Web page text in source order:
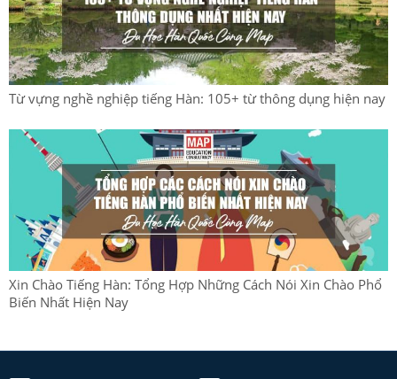
Từ vựng nghề nghiệp tiếng Hàn: 105+ từ thông dụng hiện nay
Xin Chào Tiếng Hàn: Tổng Hợp Những Cách Nói Xin Chào Phổ
Biến Nhất Hiện Nay